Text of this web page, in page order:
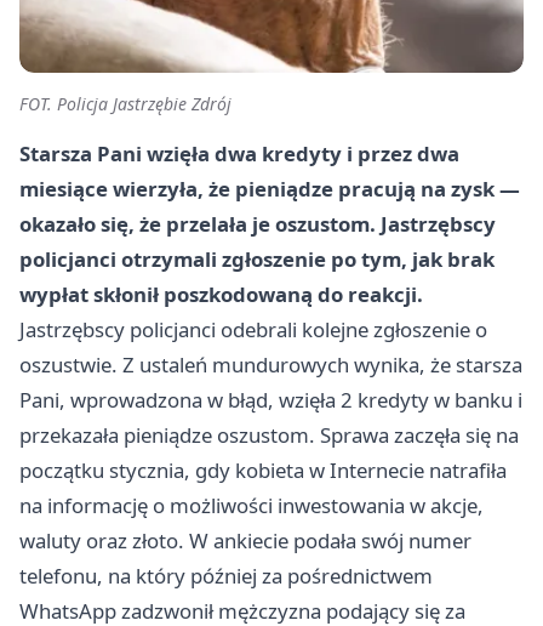
FOT. Policja Jastrzębie Zdrój
Starsza Pani wzięła dwa kredyty i przez dwa
miesiące wierzyła, że pieniądze pracują na zysk —
okazało się, że przelała je oszustom. Jastrzębscy
policjanci otrzymali zgłoszenie po tym, jak brak
wypłat skłonił poszkodowaną do reakcji.
Jastrzębscy policjanci odebrali kolejne zgłoszenie o
oszustwie. Z ustaleń mundurowych wynika, że starsza
Pani, wprowadzona w błąd, wzięła 2 kredyty w banku i
przekazała pieniądze oszustom. Sprawa zaczęła się na
początku stycznia, gdy kobieta w Internecie natrafiła
na informację o możliwości inwestowania w akcje,
waluty oraz złoto. W ankiecie podała swój numer
telefonu, na który później za pośrednictwem
WhatsApp zadzwonił mężczyzna podający się za